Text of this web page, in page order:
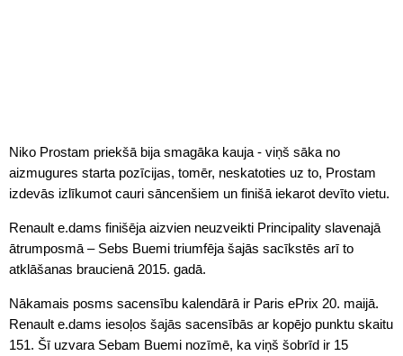
Niko Prostam priekšā bija smagāka kauja - viņš sāka no
aizmugures starta pozīcijas, tomēr, neskatoties uz to, Prostam
izdevās izlīkumot cauri sāncenšiem un finišā iekarot devīto vietu.
Renault e.dams finišēja aizvien neuzveikti Principality slavenajā
ātrumposmā – Sebs Buemi triumfēja šajās sacīkstēs arī to
atklāšanas braucienā 2015. gadā.
Nākamais posms sacensību kalendārā ir Paris ePrix 20. maijā.
Renault e.dams iesoļos šajās sacensībās ar kopējo punktu skaitu
151. Šī uzvara Sebam Buemi nozīmē, ka viņš šobrīd ir 15